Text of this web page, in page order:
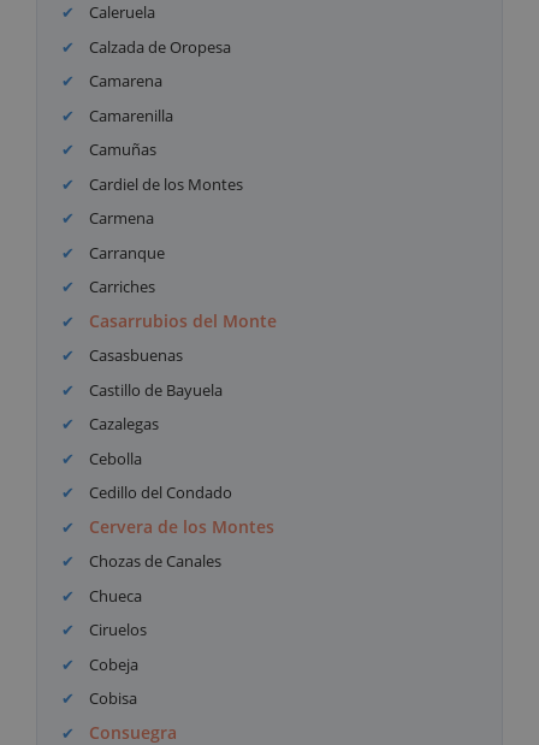
Caleruela
Calzada de Oropesa
Camarena
Camarenilla
Camuñas
Cardiel de los Montes
Carmena
Carranque
Carriches
Casarrubios del Monte
Casasbuenas
Castillo de Bayuela
Cazalegas
Cebolla
Cedillo del Condado
Cervera de los Montes
Chozas de Canales
Chueca
Ciruelos
Cobeja
Cobisa
Consuegra